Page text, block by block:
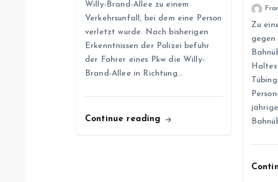
Willy-Brand-Allee zu einem
Verkehrsunfall, bei dem eine Person
verletzt wurde. Nach bisherigen
Erkenntnissen der Polizei befuhr
der Fahrer eines Pkw die Willy-
Brand-Allee in Richtung…
Continue reading
Zu
gegen